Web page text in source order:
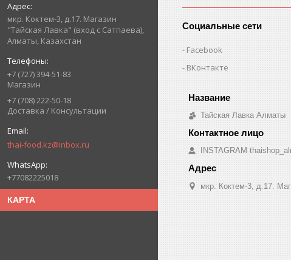
мкр. Коктем-3, д.17. Магазин
"Тайская Лавка" (вход с Сатпаева),
Алматы, Казахстан
+7 (727) 394-51-83
Магазин
+7 (708) 222-50-18
Доставка / Консультации
thai-food.kz@inbox.ru
+77082225018
КАРТА
Социальные сети
Facebook
ВКонтакте
Тайская Лавка Алматы
INSTAGRAM
мкр. Коктем-3, д.17.